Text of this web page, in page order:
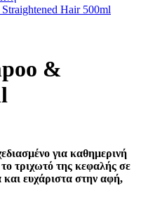
49.00 €.είναι:
Hair 500ml
&
για καθημερινή
τριχωτό της κεφαλής σε
ευχάριστα στην αφή,